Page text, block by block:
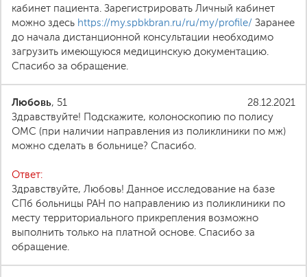
кабинет пациента. Зарегистрировать Личный кабинет
можно здесь https://my.spbkbran.ru/ru/my/profile/ Заранее
до начала дистанционной консультации необходимо
загрузить имеющуюся медицинскую документацию.
Спасибо за обращение.
28.12.2021
Любовь, 51
Здравствуйте! Подскажите, колоноскопию по полису
ОМС (при наличии направления из поликлиники по мж)
можно сделать в больнице? Спасибо.
Ответ:
Здравствуйте, Любовь! Данное исследование на базе
СПб больницы РАН по направлению из поликлиники по
месту территориального прикрепления возможно
выполнить только на платной основе. Спасибо за
обращение.